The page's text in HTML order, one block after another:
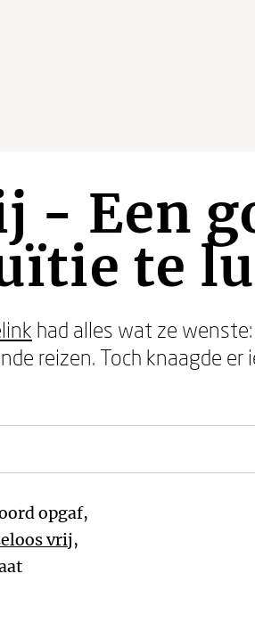
- Een
te
had alles wat ze
reizen. Toch knaagde er
opgaf,
vrij,